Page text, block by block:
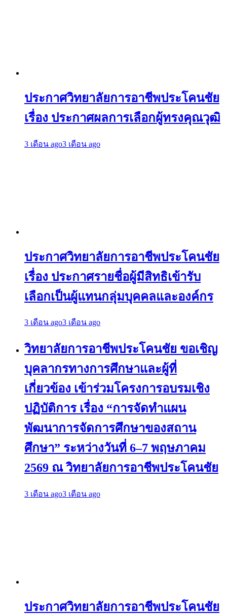
ประกาศวิทยาลัยการอาชีพประโคนชัย
เรื่อง ประกาศผลการเลือกผู้ทรงคุณวุฒิ
3 เดือน ago3 เดือน ago
ประกาศวิทยาลัยการอาชีพประโคนชัย
เรื่อง ประกาศรายชื่อผู้มีสิทธิเข้ารับ
เลือกเป็นผู้แทนกลุ่มบุคคลและองค์กร
3 เดือน ago3 เดือน ago
วิทยาลัยการอาชีพประโคนชัย ขอเชิญ
บุคลากรทางการศึกษาและผู้ที่
เกี่ยวข้อง เข้าร่วมโครงการอบรมเชิง
ปฏิบัติการ เรื่อง “การจัดทำแผน
พัฒนาการจัดการศึกษาของสถาน
ศึกษา” ระหว่างวันที่ 6–7 พฤษภาคม
2569 ณ วิทยาลัยการอาชีพประโคนชัย
3 เดือน ago3 เดือน ago
ประกาศวิทยาลัยการอาชีพประโคนชัย